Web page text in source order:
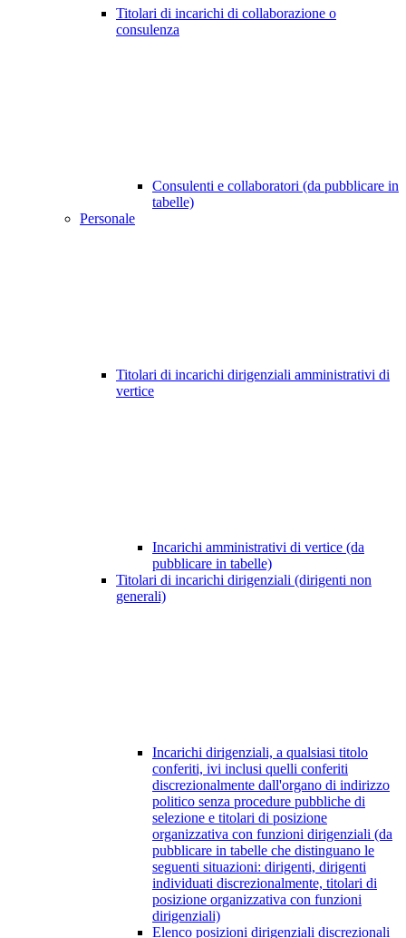
Titolari di incarichi di collaborazione o
consulenza
Consulenti e collaboratori (da pubblicare in
tabelle)
Personale
Titolari di incarichi dirigenziali amministrativi di
vertice
Incarichi amministrativi di vertice (da
pubblicare in tabelle)
Titolari di incarichi dirigenziali (dirigenti non
generali)
Incarichi dirigenziali, a qualsiasi titolo
conferiti, ivi inclusi quelli conferiti
discrezionalmente dall'organo di indirizzo
politico senza procedure pubbliche di
selezione e titolari di posizione
organizzativa con funzioni dirigenziali (da
pubblicare in tabelle che distinguano le
seguenti situazioni: dirigenti, dirigenti
individuati discrezionalmente, titolari di
posizione organizzativa con funzioni
dirigenziali)
Elenco posizioni dirigenziali discrezionali